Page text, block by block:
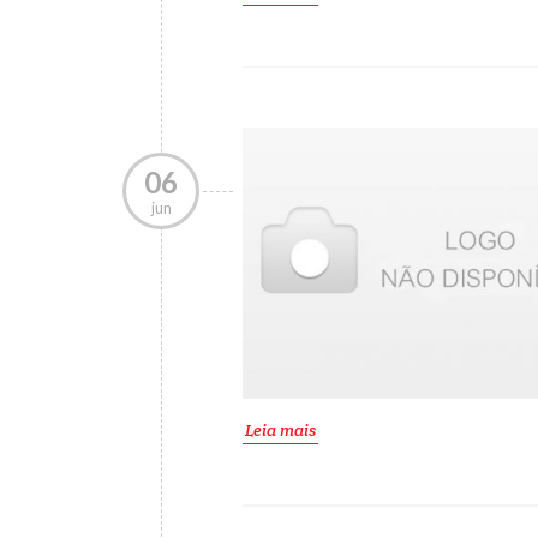
06
jun
Leia mais